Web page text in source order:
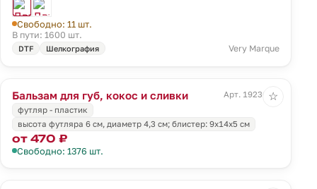
Свободно: 11 шт.
В пути: 1600 шт.
DTF Шелкография Very Marque
Бальзам для губ, кокос и сливки
Арт. 19236.60
футляр - пластик
высота футляра 6 см, диаметр 4,3 см; блистер: 9х14х5 см
от 470 ₽
Свободно: 1376 шт.
☆